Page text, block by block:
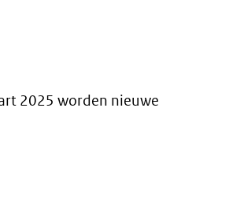
2025 worden nieuwe